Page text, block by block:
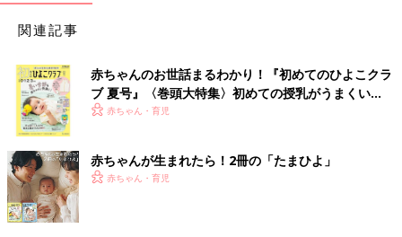
同じようなことを繰り返して、距離を置かれているのかもしれま
でも確信犯なら怖くて付き合えないので、浅く付き合っていこう
と思います」
と、投稿主さんは〆ました。
「この人には少し言い過ぎても大丈夫」という、過
信があるのでは、と専門家
関連記事
赤ちゃんのお世話まるわかり！『初めてのひよこクラ
ブ 夏号』〈巻頭大特集〉初めての授乳がうまくい
く！ おっぱい・ミルクの基本と夏のトラブル 解決テ
赤ちゃん・育児
赤ちゃんが生まれたら！2冊の「たまひよ」
赤ちゃん・育児